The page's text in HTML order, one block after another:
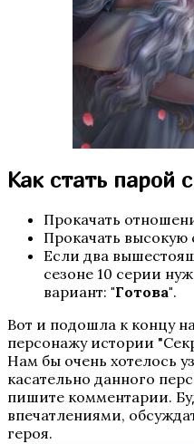
По тонкому льду
Как стать парой
Прокачать
Прокачать высокую
Если два
сезоне 10 серии
вариант: "Готова".
Вот и подошла к концу
персонажу истории
Нам бы очень хотелось
касательно данного
пишите комментарии.
впечатлениями,
героя.